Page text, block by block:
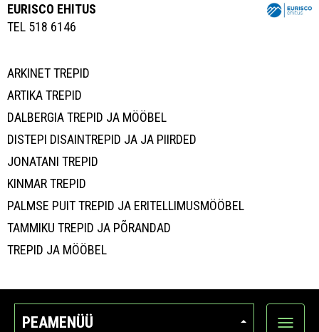
EURISCO EHITUS
TEL 518 6146
ARKINET TREPID
ARTIKA TREPID
DALBERGIA TREPID JA MÖÖBEL
DISTEPI DISAINTREPID JA JA PIIRDED
JONATANI TREPID
KINMAR TREPID
PALMSE PUIT TREPID JA ERITELLIMUSMÖÖBEL
TAMMIKU TREPID JA PÕRANDAD
TREPID JA MÖÖBEL
PEAMENÜÜ Ava